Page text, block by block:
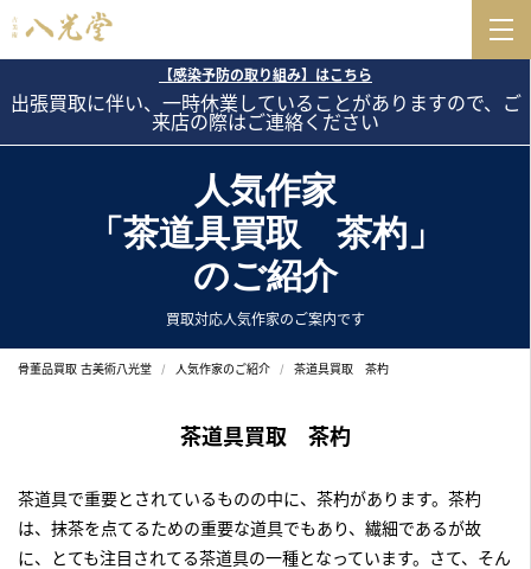
【感染予防の取り組み】はこちら
出張買取に伴い、一時休業していることがありますので、ご
来店の際はご連絡ください
人気作家
「茶道具買取 茶杓」
のご紹介
買取対応人気作家のご案内です
骨董品買取 古美術八光堂 人気作家のご紹介 茶道具買取 茶杓
茶道具買取 茶杓
茶道具で重要とされているものの中に、茶杓があります。茶杓
は、抹茶を点てるための重要な道具でもあり、繊細であるが故
に、とても注目されてる茶道具の一種となっています。さて、そん